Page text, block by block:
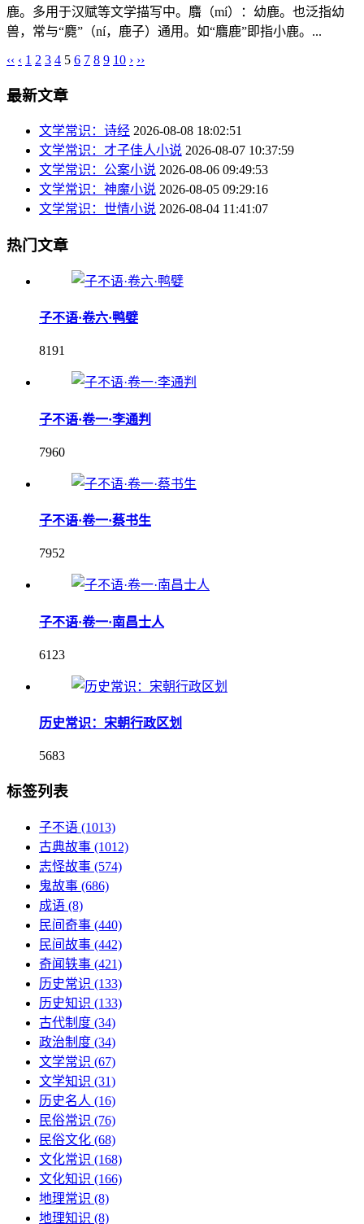
鹿。多用于汉赋等文学描写中。麛（mí）：幼鹿。也泛指幼
兽，常与“麑”（ní，鹿子）通用。如“麛鹿”即指小鹿。...
‹‹ ‹ 1 2 3 4 5 6 7 8 9 10 › ››
最新文章
文学常识：诗经 2026-08-08 18:02:51
文学常识：才子佳人小说 2026-08-07 10:37:59
文学常识：公案小说 2026-08-06 09:49:53
文学常识：神魔小说 2026-08-05 09:29:16
文学常识：世情小说 2026-08-04 11:41:07
热门文章
子不语·卷六·鸭嬖
8191
子不语·卷一·李通判
7960
子不语·卷一·蔡书生
7952
子不语·卷一·南昌士人
6123
历史常识：宋朝行政区划
5683
标签列表
子不语 (1013)
古典故事 (1012)
志怪故事 (574)
鬼故事 (686)
成语 (8)
民间奇事 (440)
民间故事 (442)
奇闻轶事 (421)
历史常识 (133)
历史知识 (133)
古代制度 (34)
政治制度 (34)
文学常识 (67)
文学知识 (31)
历史名人 (16)
民俗常识 (76)
民俗文化 (68)
文化常识 (168)
文化知识 (166)
地理常识 (8)
地理知识 (8)